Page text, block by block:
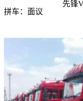
拼车： 面议
先锋